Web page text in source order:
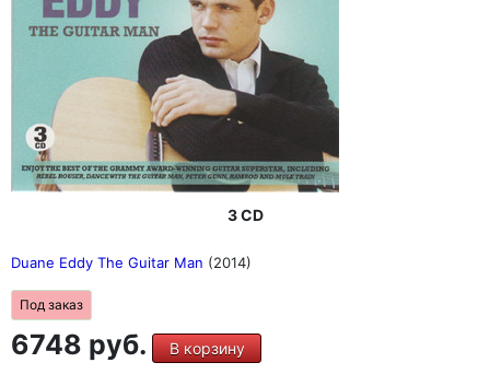
3 CD
Duane Eddy The Guitar Man (2014)
Под заказ
6748 руб. В корзину